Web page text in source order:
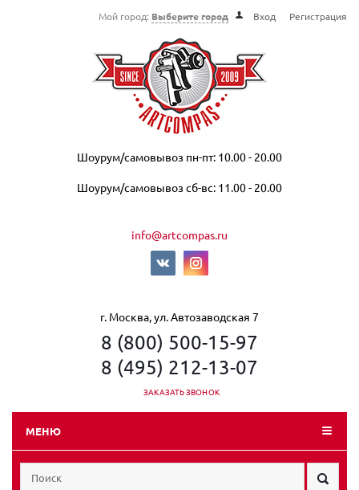
Мой город: Выберите город Вход Регистрация
Шоурум/самовывоз пн-пт: 10.00 - 20.00
Шоурум/самовывоз сб-вс: 11.00 - 20.00
info@artcompas.ru
г. Москва, ул. Автозаводская 7
8 (800) 500-15-97
8 (495) 212-13-07
ЗАКАЗАТЬ ЗВОНОК
МЕНЮ